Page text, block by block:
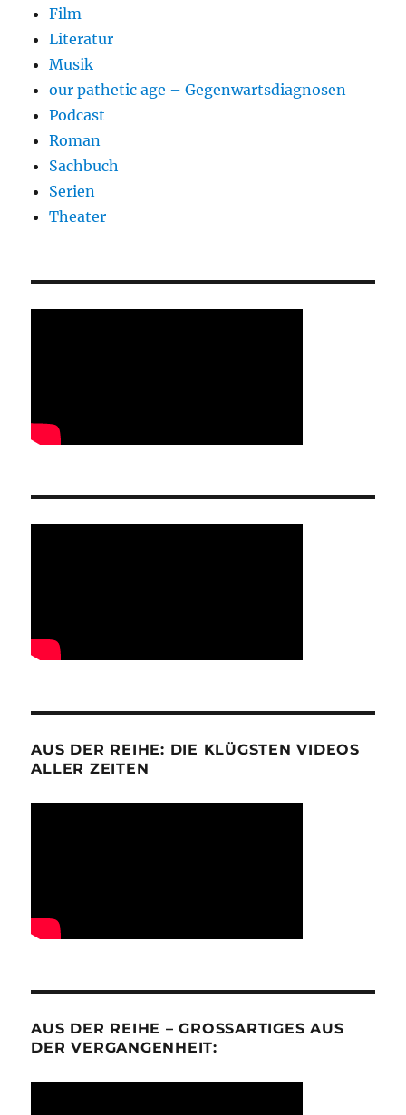
Film
Literatur
Musik
our pathetic age – Gegenwartsdiagnosen
Podcast
Roman
Sachbuch
Serien
Theater
AUS DER REIHE: DIE KLÜGSTEN VIDEOS
ALLER ZEITEN
AUS DER REIHE – GROSSARTIGES AUS D
ER VERGANGENHEIT: